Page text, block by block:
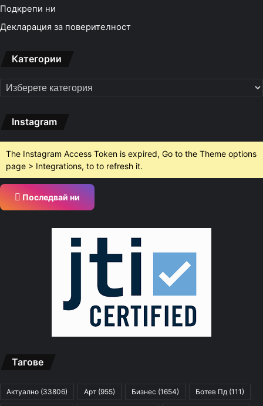
Подкрепи ни
Декларация за поверителност
Категории
Категории
Instagram
The Instagram Access Token is expired, Go to the Theme options
page > Integrations, to to refresh it.
Последвай ни
Тагове
Актуално (33806) Арт (955) Бизнес (1654) Ботев Пд (111)